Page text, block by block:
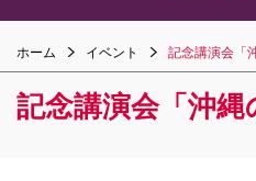
これからの展覧会
過去の展覧会
ホーム イベント 記念講演会「
記念講演会「沖縄